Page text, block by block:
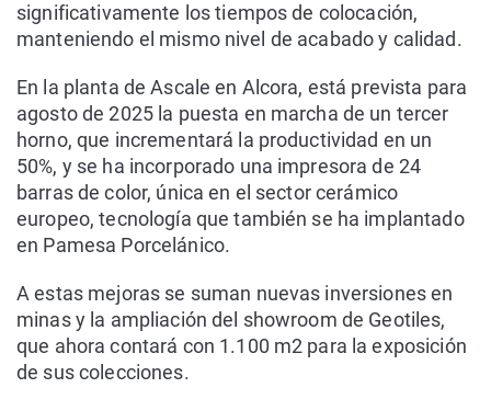
significativamente los tiempos de colocación,
manteniendo el mismo nivel de acabado y calidad.
En la planta de Ascale en Alcora, está prevista para
agosto de 2025 la puesta en marcha de un tercer
horno, que incrementará la productividad en un
50%, y se ha incorporado una impresora de 24
barras de color, única en el sector cerámico
europeo, tecnología que también se ha implantado
en Pamesa Porcelánico.
A estas mejoras se suman nuevas inversiones en
minas y la ampliación del showroom de Geotiles,
que ahora contará con 1.100 m2 para la exposición
de sus colecciones.